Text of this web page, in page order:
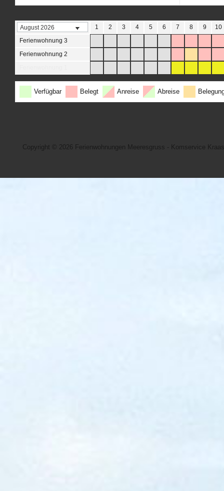
1 2 3 4 5 6 7 8 9
10
Ferienwohnung 3
Ferienwohnung 2
Verfügbar Belegt Anreise Abreise
Copyright © 2026 Ferienwohnungen Meeresgruss - Komservice Kraas